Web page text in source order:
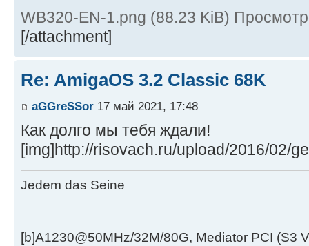
WB320-EN-1.png (88.23 KiB)
[/attachment]
Re: AmigaOS 3.2 Classic 68K
aGGreSSor 17 май 2021, 17:48
Как долго мы тебя ждали!
[img]http://risovach.ru/upload/2016/02/
Jedem das Seine
[b]A1230@50MHz/32M/80G, Mediator PCI (S3